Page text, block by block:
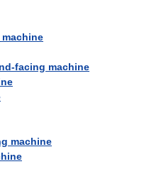
facing machine
machine